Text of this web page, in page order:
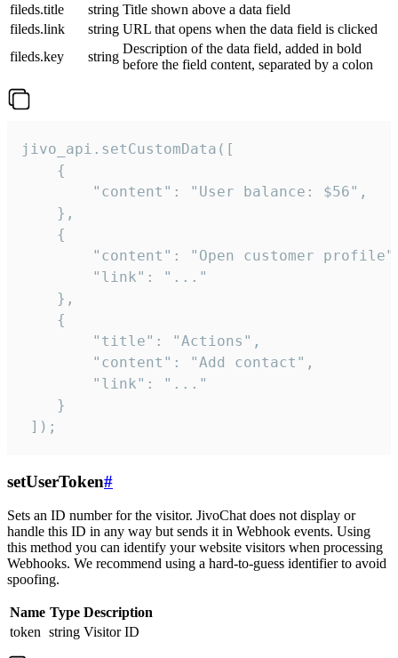
fileds.title
string Title shown above a data field
fileds.link
string URL that opens when the data field is clicked
fileds.key
string
Description of the data field, added in bold
before the field content, separated by a colon
jivo_api.setCustomData([
    {
        "content": "User balance: $56",
    },
    {
"content": "Open customer
        "link": "..."
    },
    {
        "title": "Actions",
        "content": "Add contact",
        "link": "..."
    }
]);
setUserToken#
Sets an ID number for the visitor. JivoChat does not display or
handle this ID in any way but sends it in Webhook events. Using
this method you can identify your website visitors when processing
Webhooks. We recommend using a hard-to-guess identifier to avoid
spoofing.
Name Type Description
token string Visitor ID